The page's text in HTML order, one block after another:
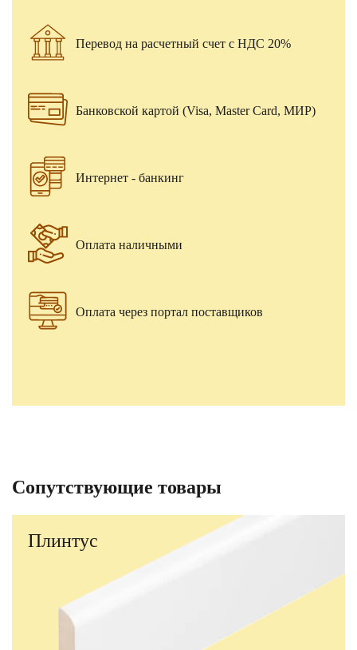
Перевод на расчетный счет с НДС 20%
Банковской картой (Visa, Master Card, МИР)
Интернет - банкинг
Оплата наличными
Оплата через портал поставщиков
Сопутствующие товары
Плинтус